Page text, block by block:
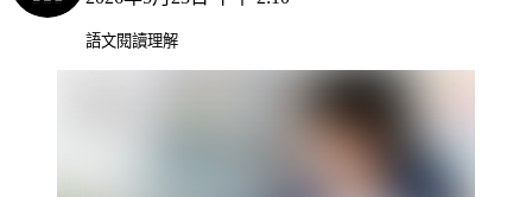
語文閱讀理解